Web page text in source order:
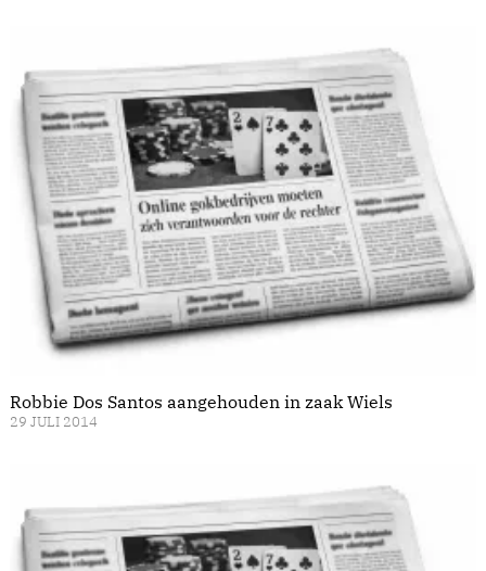
Robbie Dos Santos aangehouden in zaak Wiels
29 JULI 2014